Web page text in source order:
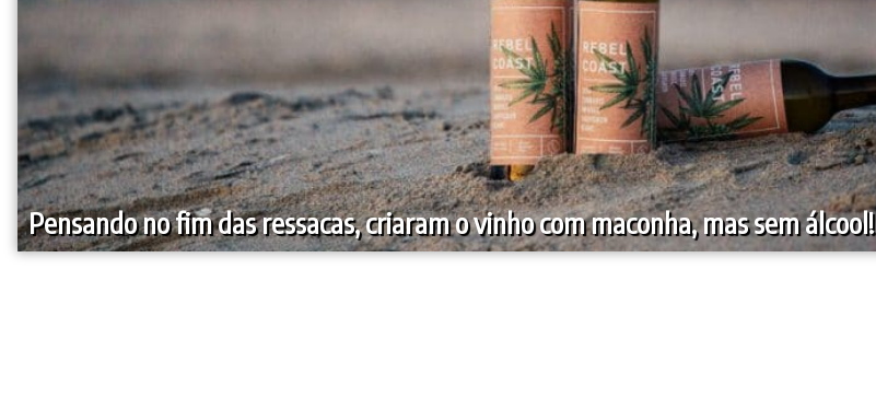
Pensando no fim das ressacas, criaram o vinho com maconha, mas sem álcool!